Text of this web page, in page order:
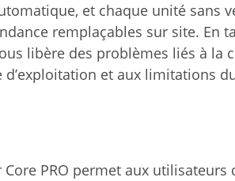
et chaque unité sans
remplaçables sur site. En
libère des problèmes liés à la
et aux limitations
PRO permet aux utilisateurs